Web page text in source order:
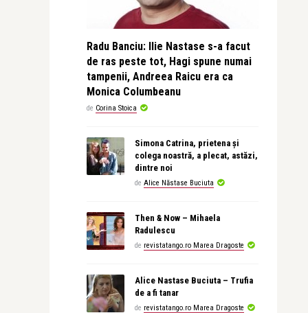
Radu Banciu: Ilie Nastase s-a facut
de ras peste tot, Hagi spune numai
tampenii, Andreea Raicu era ca
Monica Columbeanu
de Corina Stoica
Simona Catrina, prietena și
colega noastră, a plecat, astăzi,
dintre noi
de Alice Năstase Buciuta
Then & Now – Mihaela
Radulescu
de revistatango.ro Marea Dragoste
Alice Nastase Buciuta – Trufia
de a fi tanar
de revistatango.ro Marea Dragoste